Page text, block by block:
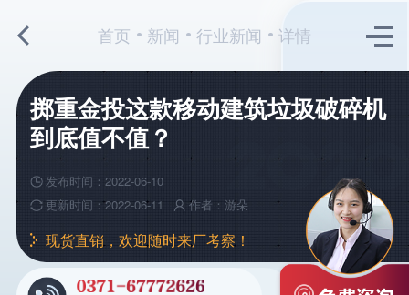
首页 新闻 行业新闻 详情
掷重金投这款移动建筑垃圾破碎机
到底值不值？
发布时间：2022-06-10
更新时间：2022-06-11
作者：游朵
现货直销，欢迎随时来厂考察！